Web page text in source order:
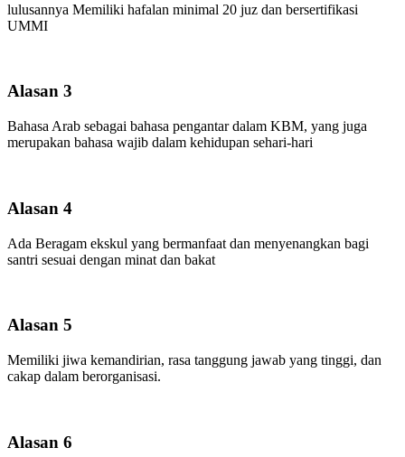
lulusannya Memiliki hafalan minimal 20 juz dan bersertifikasi
UMMI
Alasan 3
Bahasa Arab sebagai bahasa pengantar dalam KBM, yang juga
merupakan bahasa wajib dalam kehidupan sehari-hari
Alasan 4
Ada Beragam ekskul yang bermanfaat dan menyenangkan bagi
santri sesuai dengan minat dan bakat
Alasan 5
Memiliki jiwa kemandirian, rasa tanggung jawab yang tinggi, dan
cakap dalam berorganisasi.
Alasan 6